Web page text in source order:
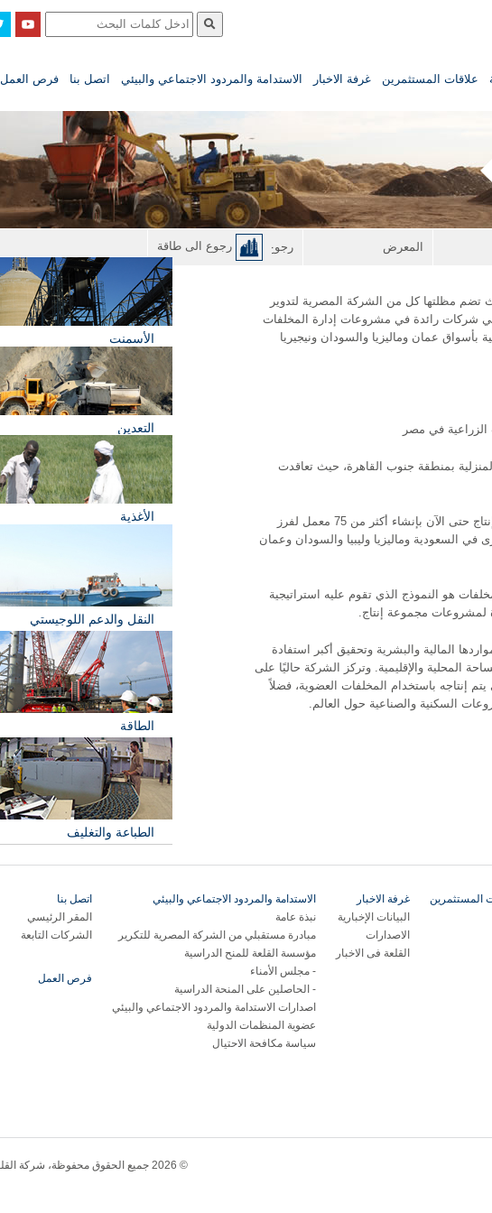
علاقات المستثمرين غرفة الاخبار الاستدامة والمردود الاجتماعي والبيئي اتصل بنا فرص العمل
المعرض رجوع الى طاقة
تضم مظلتها كل من الشركة المصرية لتدوير
وهي شركات رائدة في مشروعات إدارة المخلفات
عمان وماليزيا والسودان ونيجيريا
الزراعية في مصر
بمنطقة جنوب القاهرة، حيث تعاقدت
قامت مجموعة إنتاج حتى الآن بإنشاء أكثر من 75 معمل لفرز
السعودية وماليزيا وليبيا والسودان وعمان
هو النموذج الذي تقوم عليه استراتيجية
لمشروعات مجموعة إنتاج.
المالية والبشرية وتحقيق أكبر استفادة
المحلية والإقليمية. وتركز الشركة حاليًا على
إنتاجه باستخدام المخلفات العضوية، فضلاً
السكنية والصناعية حول العالم.
رجوع الى طاقة
الأسمنت
التعدين
الأغذية
النقل والدعم اللوجيستي
الطاقة
الطباعة والتغليف
المستثمرين
غرفة الاخبار
البيانات الإخبارية
الاصدارات
القلعة فى الاخبار
الاستدامة والمردود الاجتماعي والبيئي
نبذة عامة
مبادرة مستقبلي من الشركة المصرية للتكرير
مؤسسة القلعة للمنح الدراسية
مجلس الأمناء
الحاصلين على المنحة الدراسية
اصدارات الاستدامة والمردود الاجتماعي والبيئي
عضوية المنظمات الدولية
سياسة مكافحة الاحتيال
اتصل بنا
المقر الرئيسي
الشركات التابعة
فرص العمل
© 2026 جميع الحقوق محفوظة، شركة القلعة ش.م.م